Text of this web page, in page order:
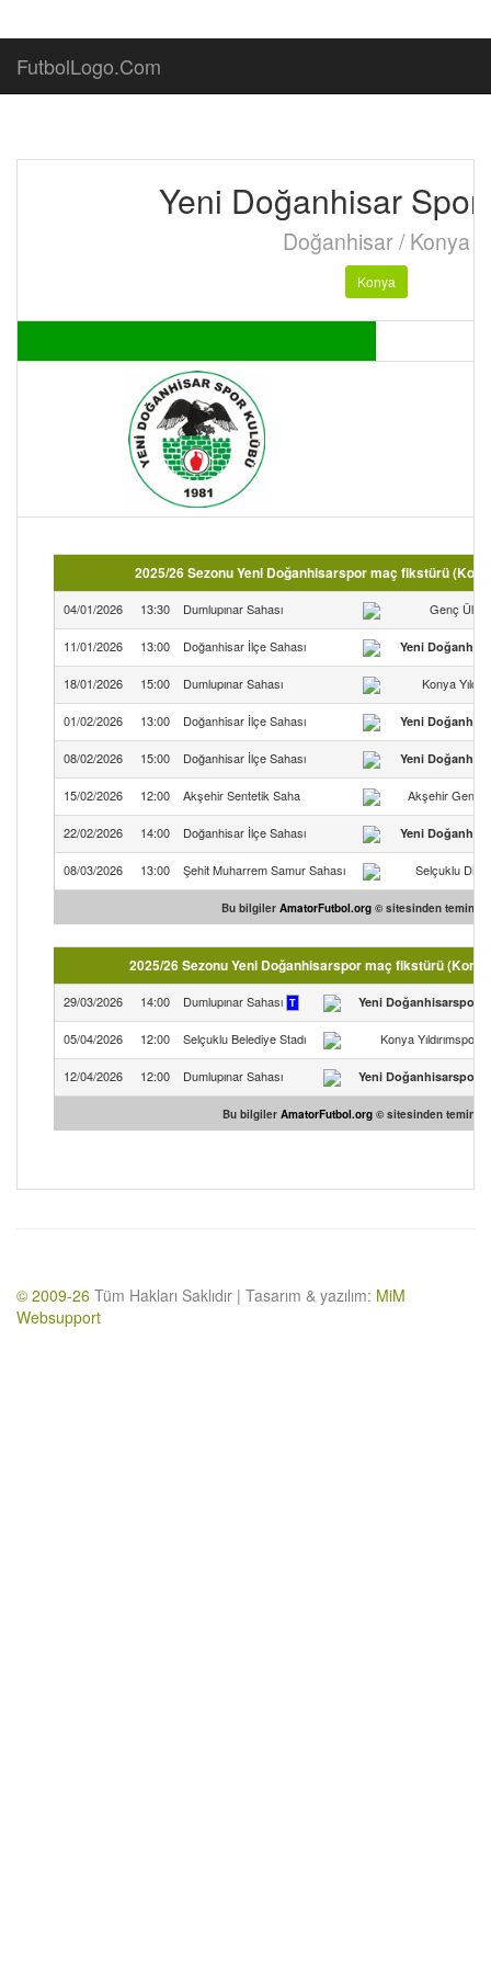
FutbolLogo.Com
Yeni Doğanhisar
Doğanhisar / Konya
Konya
2025/26 Sezonu Yeni Doğanhisarspor maç fikstürü
04/01/2026 13:30 Dumlupınar Sahası Genç
11/01/2026 13:00 Doğanhisar İlçe Sahası Yeni
18/01/2026 15:00 Dumlupınar Sahası Konya
01/02/2026 13:00 Doğanhisar İlçe Sahası Yeni
08/02/2026 15:00 Doğanhisar İlçe Sahası Yeni
15/02/2026 12:00 Akşehir Sentetik Saha Akşehir
22/02/2026 14:00 Doğanhisar İlçe Sahası Yeni
08/03/2026 13:00 Şehit Muharrem Samur Sahası Selçuklu
Bu bilgiler AmatorFutbol.org © sitesinden temin
2025/26 Sezonu Yeni Doğanhisarspor maç fikstürü
29/03/2026 14:00 Dumlupınar Sahası T Yeni Doğanhisarspor
05/04/2026 12:00 Selçuklu Belediye Stadı Konya Yıldırımspor
12/04/2026 12:00 Dumlupınar Sahası Yeni Doğanhisarspor
Bu bilgiler AmatorFutbol.org© sitesinden temin
© 2009-26 Tüm Hakları Saklıdır | Tasarım & yazılım: MiM
Websupport